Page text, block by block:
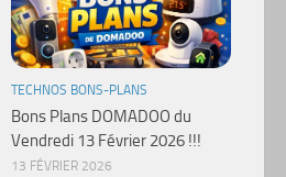
TECHNOS BONS-PLANS
Bons Plans DOMADOO du
Vendredi 13 Février 2026 !!!
13 FÉVRIER 2026